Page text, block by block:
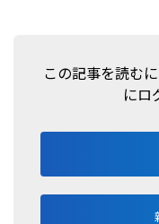
この記事を読む
にロ